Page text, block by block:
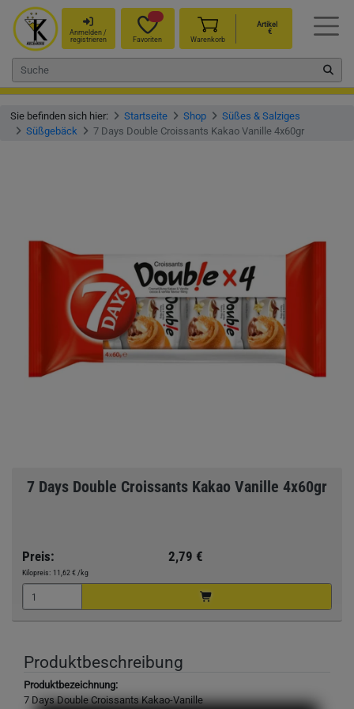
Anmelden /
registrieren
Favoriten Warenkorb
Artikel
€
Sie befinden sich hier: Startseite Shop
Süßes & Salziges
Süßgebäck
7 Days Double Croissants Kakao Vanille 4x60gr
7 Days Double Croissants Kakao Vanille 4x60gr
Preis: 2,79 €
Kilopreis: 11,62 € /kg
Produktbeschreibung
Produktbezeichnung:
7 Days Double Croissants Kakao-Vanille